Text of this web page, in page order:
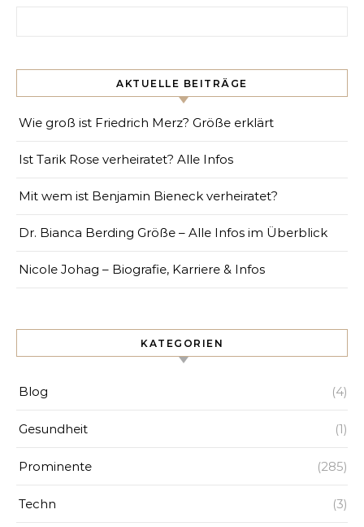
AKTUELLE BEITRÄGE
Wie groß ist Friedrich Merz? Größe erklärt
Ist Tarik Rose verheiratet? Alle Infos
Mit wem ist Benjamin Bieneck verheiratet?
Dr. Bianca Berding Größe – Alle Infos im Überblick
Nicole Johag – Biografie, Karriere & Infos
KATEGORIEN
Blog (4)
Gesundheit (1)
Prominente (285)
Techn (3)